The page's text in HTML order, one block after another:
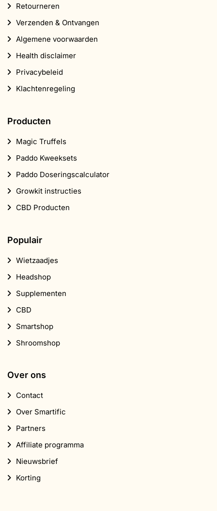
Retourneren
Verzenden & Ontvangen
Algemene voorwaarden
Health disclaimer
Privacybeleid
Klachtenregeling
Producten
Magic Truffels
Paddo Kweeksets
Paddo Doseringscalculator
Growkit instructies
CBD Producten
Populair
Wietzaadjes
Headshop
Supplementen
CBD
Smartshop
Shroomshop
Over ons
Contact
Over Smartific
Partners
Affiliate programma
Nieuwsbrief
Korting